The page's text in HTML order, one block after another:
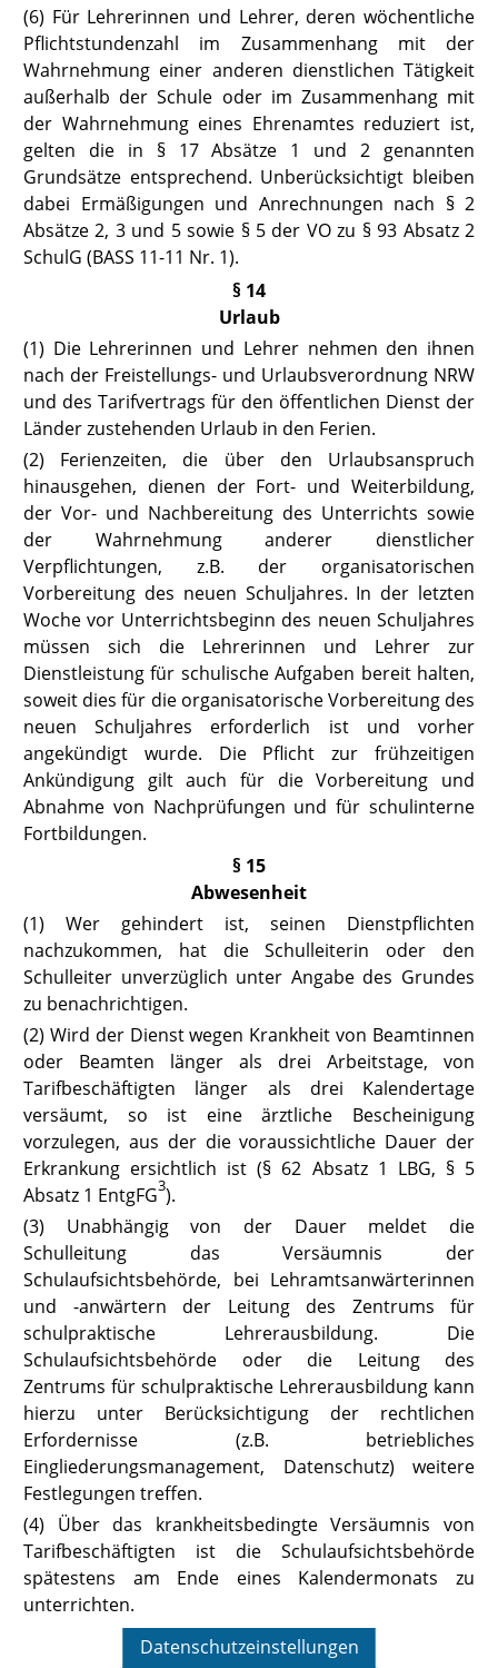
Datenschutzeinstellungen
(6) Für Lehrerinnen und Lehrer, deren wöchentliche
Pflichtstundenzahl im Zusammenhang mit der
Wahrnehmung einer anderen dienstlichen Tätigkeit
außerhalb der Schule oder im Zusammenhang mit
der Wahrnehmung eines Ehrenamtes reduziert ist,
gelten die in § 17Absätze 1 und 2 genannten
Grundsätze entsprechend. Unberücksichtigt bleiben
dabei Ermäßigungen und Anrechnungen nach § 2
Absätze 2, 3 und 5 sowie § 5 der VO zu § 93 Absatz 2
SchulG (BASS 11-11 Nr. 1).
§ 14
Urlaub
(1) Die Lehrerinnen und Lehrer nehmen den ihnen
nach der Freistellungs- und Urlaubsverordnung NRW
und des Tarifvertrags für den öffentlichen Dienst der
Länder zustehenden Urlaub in den Ferien.
(2) Ferienzeiten, die über den Urlaubsanspruch
hinausgehen, dienen der Fort- und Weiterbildung,
der Vor- und Nachbereitung des Unterrichts sowie
der Wahrnehmung anderer dienstlicher
Verpflichtungen, z.B. der organisatorischen
Vorbereitung des neuen Schuljahres. In der letzten
Woche vor Unterrichtsbeginn des neuen Schuljahres
müssen sich die Lehrerinnen und Lehrer zur
Dienstleistung für schulische Aufgaben bereit halten,
soweit dies für die organisatorische Vorbereitung des
neuen Schuljahres erforderlich ist und vorher
angekündigt wurde. Die Pflicht zur frühzeitigen
Ankündigung gilt auch für die Vorbereitung und
Abnahme von Nachprüfungen und für schulinterne
Fortbildungen.
§ 15
Abwesenheit
(1) Wer gehindert ist, seinen Dienstpflichten
nachzukommen, hat die Schulleiterin oder den
Schulleiter unverzüglich unter Angabe des Grundes
zu benachrichtigen.
(2) Wird der Dienst wegen Krankheit von Beamtinnen
oder Beamten länger als drei Arbeitstage, von
Tarifbeschäftigten länger als drei Kalendertage
versäumt, so ist eine ärztliche Bescheinigung
vorzulegen, aus der dievoraussichtliche Dauer der
Erkrankung ersichtlich ist (§ 62 Absatz 1 LBG, § 5
Absatz 1 EntgFG3).
(3) Unabhängig von der Dauer meldet die
Schulleitung das Versäumnis der
Schulaufsichtsbehörde, bei Lehramtsanwärterinnen
und -anwärtern der Leitung des Zentrums für
schulpraktische Lehrerausbildung. Die
Schulaufsichtsbehörde oder die Leitung des
Zentrums für schulpraktische Lehrerausbildung kann
hierzu unter Berücksichtigung der rechtlichen
Erfordernisse (z.B. betriebliches
Eingliederungsmanagement, Datenschutz) weitere
Festlegungen treffen.
(4) Über das krankheitsbedingte Versäumnis von
Tarifbeschäftigten ist die Schulaufsichtsbehörde
spätestens am Ende eines Kalendermonats zu
unterrichten.
§ 16